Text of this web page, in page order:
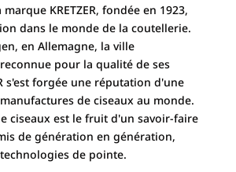
KRETZER, fondée en 1923,
dans le monde de la coutellerie.
en Allemagne, la ville
pour la qualité de ses
s'est forgée une réputation d'une
de ciseaux au monde.
ciseaux est le fruit d'un savoir-faire
de génération en génération,
de pointe.